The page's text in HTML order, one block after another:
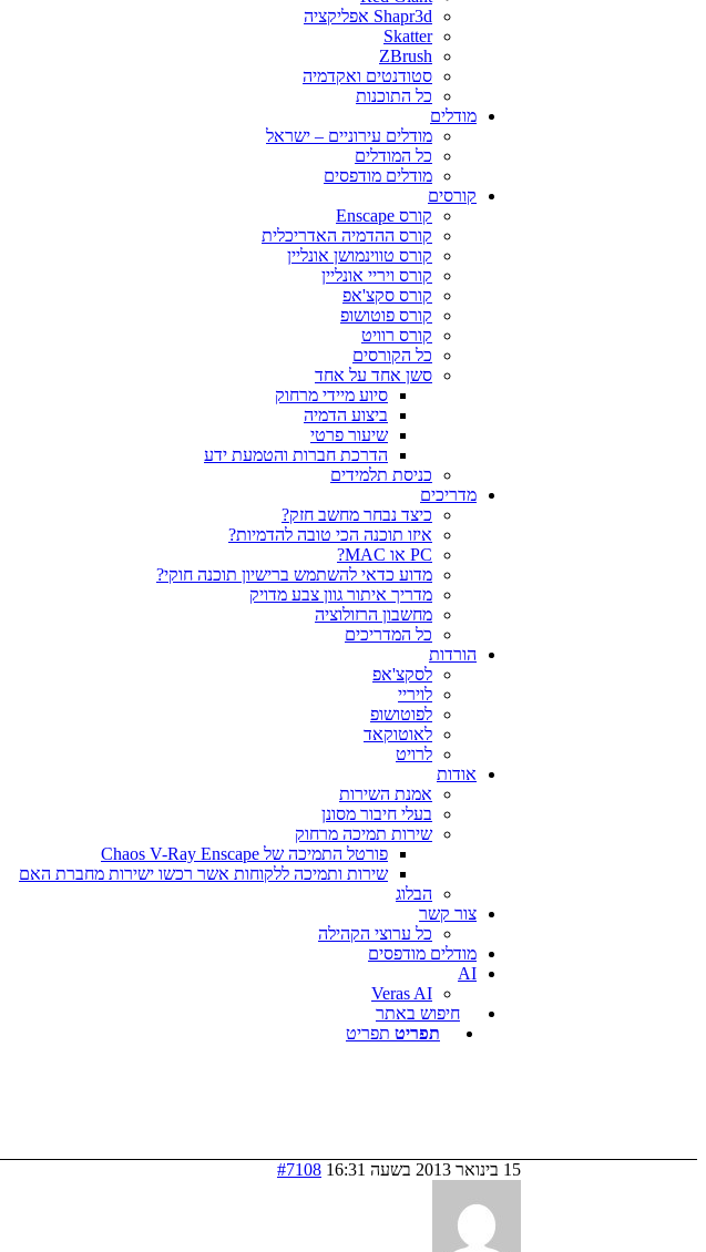
Shapr3d אפליקציה
Skatter
ZBrush
סטודנטים ואקדמיה
כל התוכנות
מודלים
מודלים עירוניים – ישראל
כל המודלים
מודלים מודפסים
קורסים
קורס Enscape
קורס ההדמיה האדריכלית
קורס טווינמושן אונליין
קורס ויריי אונליין
קורס סקצ'אפ
קורס פוטושופ
קורס רוויט
כל הקורסים
סשן אחד על אחד
סיוע מיידי מרחוק
ביצוע הדמיה
שיעור פרטי
הדרכת חברות והטמעת ידע
כניסת תלמידים
מדריכים
כיצד נבחר מחשב חזק?
איזו תוכנה הכי טובה להדמיות?‎‎
PC או MAC?
מדוע כדאי להשתמש ברישיון תוכנה חוקי?
מדריך איתור גוון צבע מדויק
מחשבון הרזולוציה
כל המדריכים
הורדות
לסקצ'אפ
לויריי
לפוטושופ
לאוטוקאד
לרויט
אודות
אמנת השירות
בעלי חיבור מסונן
שירות תמיכה מרחוק
פורטל התמיכה של Chaos V-Ray Enscape
שירות ותמיכה ללקוחות אשר רכשו ישירות מחברת האם
הבלוג
צור קשר
כל ערוצי הקהילה
מודלים מודפסים
AI
Veras AI
חיפוש באתר
תפריט תפריט
15 בינואר 2013 בשעה 16:31 #7108